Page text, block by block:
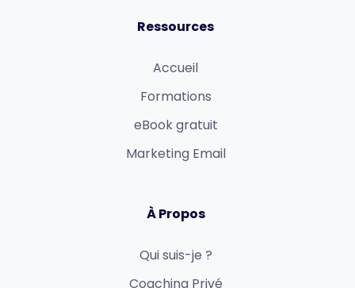
Ressources
Accueil
Formations
eBook gratuit
Marketing Email
À Propos
Qui suis-je ?
Coaching Privé